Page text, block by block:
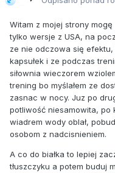
Witam z mojej strony
tylko wersje z USA, na
ze nie odczowa się efektu,
kapsułek i ze podczas
siłownia wieczorem
trening bo myślałem ze
zasnac w nocy. Juz po
potliwość niesamowita, po
wiadrem wody oblał,
osobom z nadcisnieniem.
A co do białka to lepiej
tłuszczyku a potem buduj